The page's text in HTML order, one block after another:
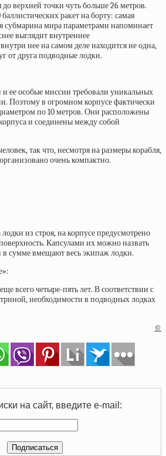
верхней точки чуть больше 26 метров.
ракет на борту: самая
субмарина мира параметрами напоминает
выглядит внутреннее
нее на самом деле находится не одна,
от друга подводные лодки.
ее особые миссии требовали уникальных
Поэтому в огромном корпусе фактически
по 10 метров. Они расположены
и соединены между собой
так что, несмотря на размеры корабля,
очень компактно.
из строя, на корпусе предусмотрено
Капсулами их можно назвать
сумме вмещают весь экипаж лодки.
всего четыре-пять лет. В соответствии с
необходимости в подводных лодках
©
на сайт, введите e-mail: